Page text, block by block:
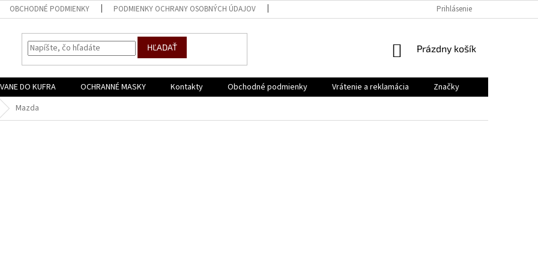
OBCHODNÉ PODMIENKY PODMIENKY OCHRANY OSOBNÝCH ÚDAJOV Prihlásenie
HĽADAŤ
NÁKUPNÝ
Prázdny košík
VANE DO KUFRA OCHRANNÉ MASKY Kontakty Obchodné podmienky Vrátenie a reklamácia
Značky
Mazda